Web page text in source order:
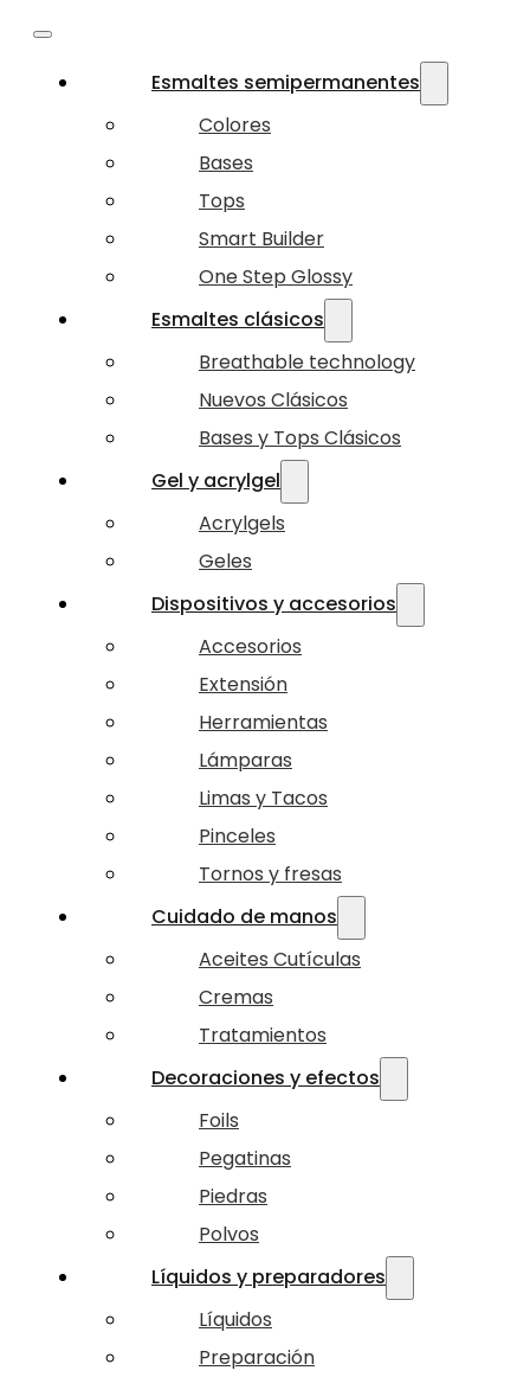
Esmaltes semipermanentes
Colores
Bases
Tops
Smart Builder
One Step Glossy
Esmaltes clásicos
Breathable technology
Nuevos Clásicos
Bases y Tops Clásicos
Gel y acrylgel
Acrylgels
Geles
Dispositivos y accesorios
Accesorios
Extensión
Herramientas
Lámparas
Limas y Tacos
Pinceles
Tornos y fresas
Cuidado de manos
Aceites Cutículas
Cremas
Tratamientos
Decoraciones y efectos
Foils
Pegatinas
Piedras
Polvos
Líquidos y preparadores
Líquidos
Preparación